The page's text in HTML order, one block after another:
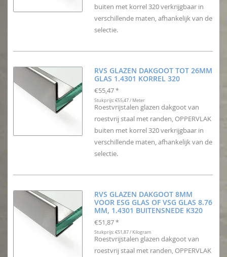
buiten met korrel 320 verkrijgbaar in
verschillende maten, afhankelijk van de
selectie.
RVS GLAZEN DAKGOOT TOT 26MM
GLAS 1.4301 KORREL 320
€55,47 *
Stukprijs: €55,47 / Meter
Roestvrijstalen glazen dakgoot van
roestvrij staal met randen, OPPERVLAK
buiten met korrel 320 verkrijgbaar in
verschillende maten, afhankelijk van de
selectie.
RVS GLAZEN DAKGOOT 8MM
VOOR ESG GLAS OF VSG GLAS 8.76
MM, 1.4301 BUITENSNEDE K320
€51,87 *
Stukprijs: €51,87 / Kilogram
Roestvrijstalen glazen dakgoot van
roestvrij staal met randen, OPPERVLAK